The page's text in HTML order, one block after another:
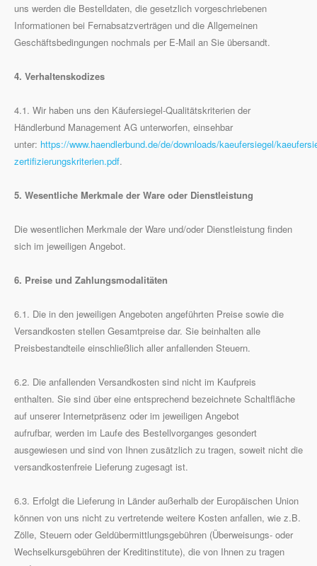
uns werden die Bestelldaten, die gesetzlich vorgeschriebenen
Informationen bei Fernabsatzverträgen und die Allgemeinen
Geschäftsbedingungen nochmals per E-Mail an Sie übersandt.
4. Verhaltenskodizes
4.1. Wir haben uns den Käufersiegel-Qualitätskriterien der
Händlerbund Management AG unterworfen, einsehbar
unter: https://www.haendlerbund.de/de/downloads/kaeufersiegel/
zertifizierungskriterien.pdf.
5. Wesentliche Merkmale der Ware oder Dienstleistung
Die wesentlichen Merkmale der Ware und/oder Dienstleistung finden
sich im jeweiligen Angebot.
6. Preise und Zahlungsmodalitäten
6.1. Die in den jeweiligen Angeboten angeführten Preise sowie die
Versandkosten stellen Gesamtpreise dar. Sie beinhalten alle
Preisbestandteile einschließlich aller anfallenden Steuern.
6.2. Die anfallenden Versandkosten sind nicht im Kaufpreis
enthalten. Sie sind über eine entsprechend bezeichnete Schaltfläche
auf unserer Internetpräsenz oder im jeweiligen Angebot
aufrufbar, werden im Laufe des Bestellvorganges gesondert
ausgewiesen und sind von Ihnen zusätzlich zu tragen, soweit nicht die
versandkostenfreie Lieferung zugesagt ist.
6.3. Erfolgt die Lieferung in Länder außerhalb der Europäischen Union
können von uns nicht zu vertretende weitere Kosten anfallen, wie z.B.
Zölle, Steuern oder Geldübermittlungsgebühren (Überweisungs- oder
Wechselkursgebühren der Kreditinstitute), die von Ihnen zu tragen